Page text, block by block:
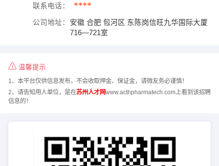
联系电话： ****
公司地址：
安徽 合肥 包河区 东陈岗信旺九华国际大厦
716—721室
温馨提示
1、本平台仅供信息发布，不会收取押金、保证金，请微友务必谨慎！
2、请告知用人单位，是在苏州人才网www.acthpharmatech.com上看到该招聘
信息的！